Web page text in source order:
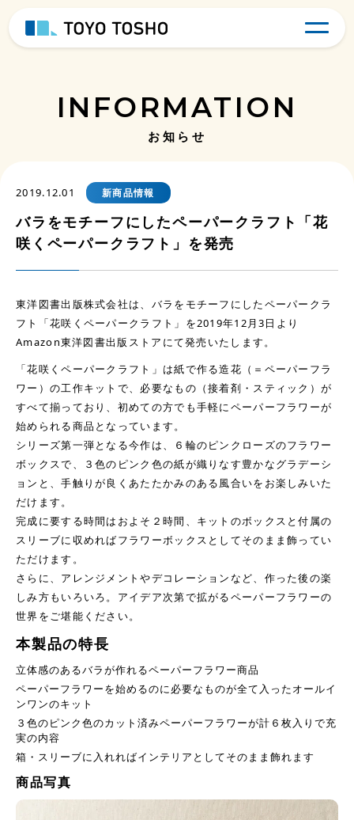
INFORMATION
お知らせ
2019.12.01 新商品情報
バラをモチーフにしたペーパークラフト「花
咲くペーパークラフト」を発売
東洋図書出版株式会社は、バラをモチーフにしたペーパークラ
フト「花咲くペーパークラフト」を2019年12月3日より
Amazon東洋図書出版ストアにて発売いたします。
「花咲くペーパークラフト」は紙で作る造花（＝ペーパーフラ
ワー）の工作キットで、必要なもの（接着剤・スティック）が
すべて揃っており、初めての方でも手軽にペーパーフラワーが
始められる商品となっています。
シリーズ第一弾となる今作は、６輪のピンクローズのフラワー
ボックスで、３色のピンク色の紙が織りなす豊かなグラデーシ
ョンと、手触りが良くあたたかみのある風合いをお楽しみいた
だけます。
完成に要する時間はおよそ２時間、キットのボックスと付属の
スリーブに収めればフラワーボックスとしてそのまま飾ってい
ただけます。
さらに、アレンジメントやデコレーションなど、作った後の楽
しみ方もいろいろ。アイデア次第で拡がるペーパーフラワーの
世界をご堪能ください。
本製品の特長
立体感のあるバラが作れるペーパーフラワー商品
ペーパーフラワーを始めるのに必要なものが全て入ったオールイ
ンワンのキット
３色のピンク色のカット済みペーパーフラワーが計６枚入りで充
実の内容
箱・スリーブに入れればインテリアとしてそのまま飾れます
商品写真